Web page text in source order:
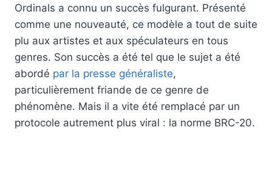
Ordinals a connu un succès fulgurant. Présenté
comme une nouveauté, ce modèle a tout de suite
plu aux artistes et aux spéculateurs en tous
genres. Son succès a été tel que le sujet a été
abordé par la presse généraliste,
particulièrement friande de ce genre de
phénomène. Mais il a vite été remplacé par un
protocole autrement plus viral : la norme BRC-20.